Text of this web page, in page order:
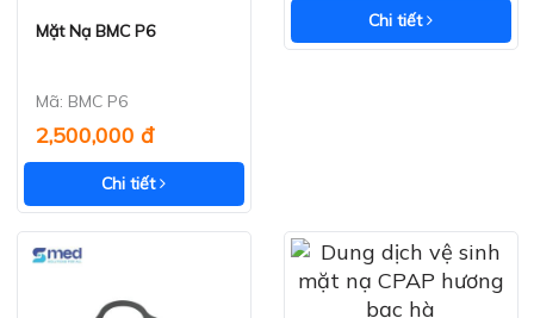
Xem nhanh
Mặt Nạ BMC P6
Mã: BMC P6
2,500,000 đ
Chi tiết
Chi tiết